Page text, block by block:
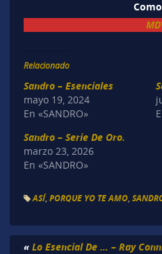
Relacionado
Sandro – Esenciales
mayo 19, 2024
En «SANDRO»
Sandro – Serie De Oro.
marzo 23, 2026
En «SANDRO»
ASÍ, PORQUE YO TE AMO,
« Lo Esencial De … – Ray